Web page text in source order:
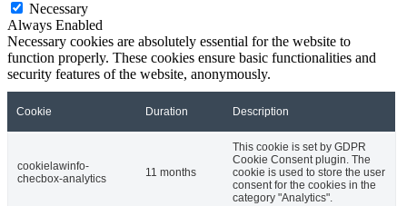
Necessary
Always Enabled
Necessary cookies are absolutely essential for the website to
function properly. These cookies ensure basic functionalities and
security features of the website, anonymously.
Cookie Duration Description
cookielawinfo-
checbox-analytics
11 months
This cookie is set by GDPR
Cookie Consent plugin. The
cookie is used to store the user
consent for the cookies in the
category "Analytics".